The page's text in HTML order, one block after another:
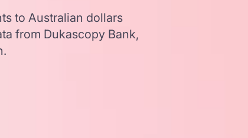
to Australian dollars
from Dukascopy Bank,